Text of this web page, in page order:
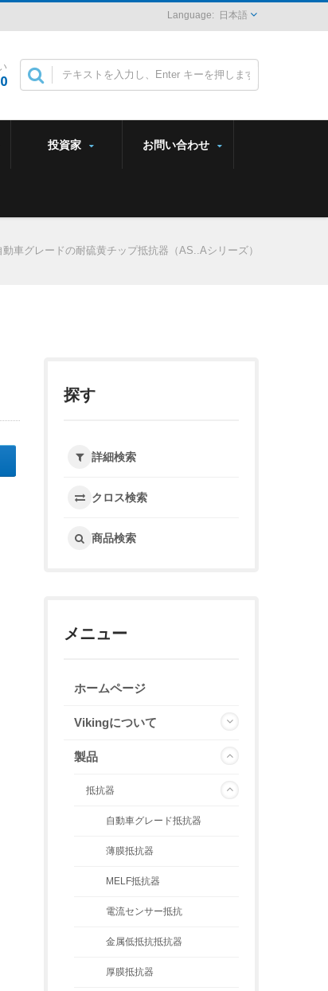
日本語
投資家 お問い合わせ
動車グレードの耐硫黄チップ抵抗器（AS..Aシリーズ）
探す
詳細検索
クロス検索
商品検索
メニュー
ホームページ
Vikingについて
製品
抵抗器
自動車グレード抵抗器
薄膜抵抗器
MELF抵抗器
電流センサー抵抗
金属低抵抗抵抗器
厚膜抵抗器